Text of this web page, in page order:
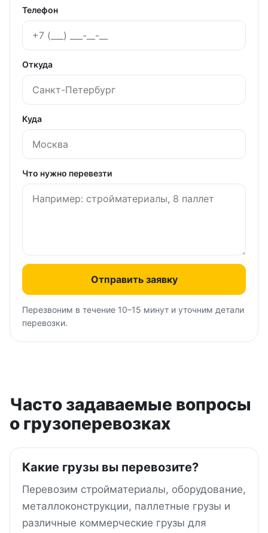
Телефон
Откуда
Куда
Что нужно перевезти
Отправить заявку
Перезвоним в течение 10–15 минут и уточним детали
перевозки.
Часто задаваемые вопросы
о грузоперевозках
Какие грузы вы перевозите?
Перевозим стройматериалы, оборудование,
металлоконструкции, паллетные грузы и
различные коммерческие грузы для